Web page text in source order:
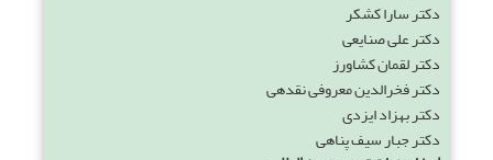
دکتر سارا کشکر
دکتر علی صنایعی
دکتر لقمان کشاورز
دکتر فخرالدین معروفی نقدهی
دکتر بهزاد ایزدی
دکتر جبار سیف پناهی